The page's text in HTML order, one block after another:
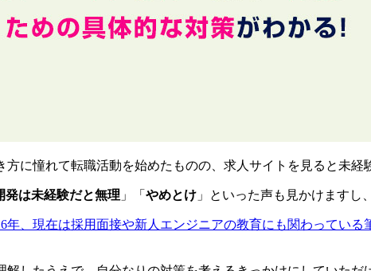
方に憧れて転職活動を始めたものの、求人サイトを見ると 未経
発は未経験だと無理 」「 やめとけ 」といった声も見かけますし
年、現在は採用面接や新人エンジニアの教育にも関わっている